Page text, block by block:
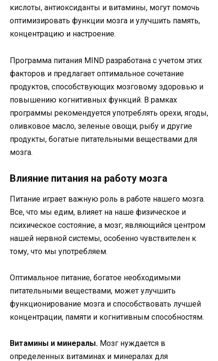
кислоты, антиоксиданты и витамины, могут помочь
оптимизировать функции мозга и улучшить память,
концентрацию и настроение.
Программа питания MIND разработана с учетом этих
факторов и предлагает оптимальное сочетание
продуктов, способствующих мозговому здоровью и
повышению когнитивных функций. В рамках
программы рекомендуется употреблять орехи, ягоды,
оливковое масло, зеленые овощи, рыбу и другие
продукты, богатые питательными веществами для
мозга.
Влияние питания на работу мозга
Питание играет важную роль в работе нашего мозга.
Все, что мы едим, влияет на наше физическое и
психическое состояние, а мозг, являющийся центром
нашей нервной системы, особенно чувствителен к
тому, что мы употребляем.
Оптимальное питание, богатое необходимыми
питательными веществами, может улучшить
функционирование мозга и способствовать лучшей
концентрации, памяти и когнитивным способностям.
Витамины и минералы. Мозг нуждается в
определенных витаминах и минералах для